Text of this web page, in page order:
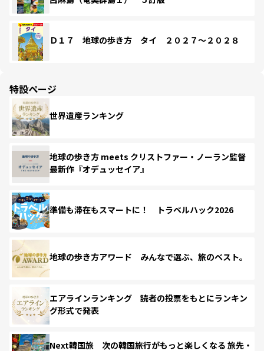
Ｄ１７ 地球の歩き方 タイ ２０２７～２０２８
特設ページ
世界遺産ランキング
地球の歩き方 meets クリストファー・ノーラン監督
最新作『オデュッセイア』
準備も滞在もスマートに！ トラベルハック2026
地球の歩き方アワード みんなで選ぶ、旅のベスト。
エアラインランキング 読者の投票をもとにランキン
グ形式で発表
Next韓国旅 次の韓国旅行がもっと楽しくなる 旅先・